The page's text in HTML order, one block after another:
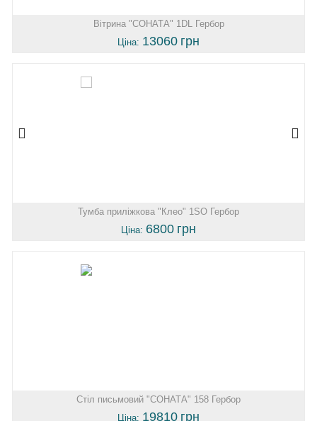
Вітрина "СОНАТА" 1DL Гербор
Ціна: 13060 грн
Тумба приліжкова "Клео" 1SO Гербор
Ціна: 6800 грн
Стіл письмовий "СОНАТА" 158 Гербор
Ціна: 19810 грн